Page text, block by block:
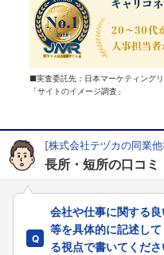
■実査委託先：日本マーケティン
「サイトのイメージ調査」
[株式会社テヅカの同業
長所・短所の口コミ
会社や仕事に関する
等を具体的に記述し
る視点で書いてくだ